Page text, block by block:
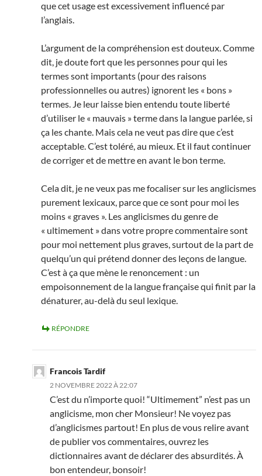
que cet usage est excessivement influencé par
l’anglais.
L’argument de la compréhension est douteux. Comme
dit, je doute fort que les personnes pour qui les
termes sont importants (pour des raisons
professionnelles ou autres) ignorent les « bons »
termes. Je leur laisse bien entendu toute liberté
d’utiliser le « mauvais » terme dans la langue parlée, si
ça les chante. Mais cela ne veut pas dire que c’est
acceptable. C’est toléré, au mieux. Et il faut continuer
de corriger et de mettre en avant le bon terme.
Cela dit, je ne veux pas me focaliser sur les anglicismes
purement lexicaux, parce que ce sont pour moi les
moins « graves ». Les anglicismes du genre de
« ultimement » dans votre propre commentaire sont
pour moi nettement plus graves, surtout de la part de
quelqu’un qui prétend donner des leçons de langue.
C’est à ça que mène le renoncement : un
empoisonnement de la langue française qui finit par la
dénaturer, au-delà du seul lexique.
RÉPONDRE
Francois Tardif
2 NOVEMBRE 2022 À 22:07
C’est du n’importe quoi! “Ultimement” n’est pas un
anglicisme, mon cher Monsieur! Ne voyez pas
d’anglicismes partout! En plus de vous relire avant
de publier vos commentaires, ouvrez les
dictionnaires avant de déclarer des absurdités. À
bon entendeur, bonsoir!